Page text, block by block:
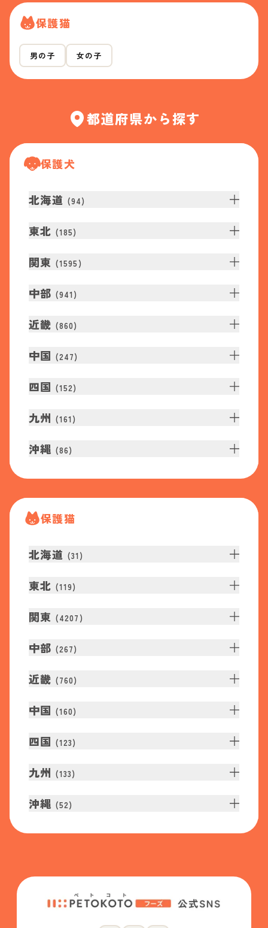
保護猫
男の子 女の子
都道府県から探す
保護犬
北海道 (94)
東北 (185)
関東 (1595 )
中部 (941 )
近畿 (860)
中国 (247)
四国 (152)
九州 (161 )
沖縄 (86)
保護猫
北海道 (31 )
東北 (119)
関東 (4207 )
中部 (267)
近畿 (760)
中国 (160)
四国 (123)
九州 (133)
沖縄 (52)